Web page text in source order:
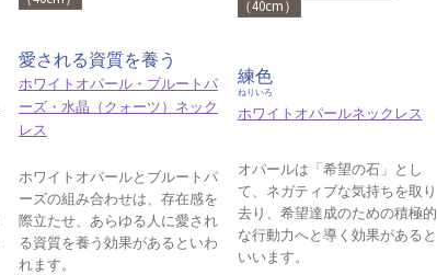
愛される資質を養う
ホワイトオパール・ブルートパ
ーズ・水晶（クォーツ）ネック
レス
ホワイトオパールとブルートパ
ーズの組み合わせは、存在感を
際立たせ、あらゆる人に愛され
る資質を養う効果があるといわ
れます。
（40cm）
練色
ねりいろ
ホワイトオパールネックレス
オパールは「希望の石」とし
て、ネガティブな気持ちを取り
去り、希望達成のための積極的
な行動力へと導く効果があると
いいます。